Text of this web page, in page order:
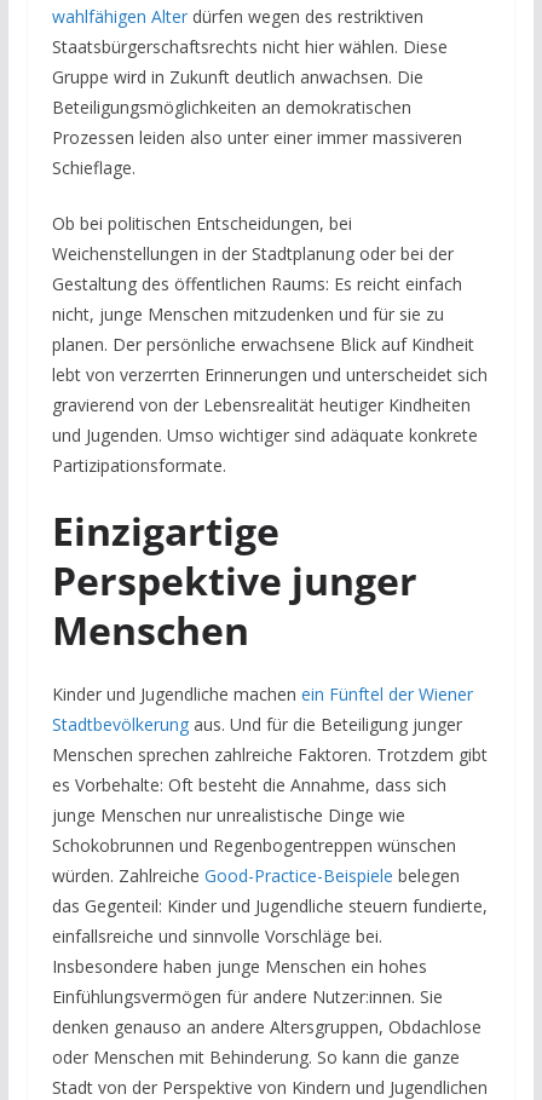
wahlfähigen Alterdürfen wegen des restriktiven
Staatsbürgerschaftsrechts nicht hier wählen. Diese
Gruppe wird in Zukunft deutlich anwachsen. Die
Beteiligungsmöglichkeiten an demokratischen
Prozessen leiden also unter einer immer massiveren
Schieflage.
Ob bei politischen Entscheidungen, bei
Weichenstellungen in der Stadtplanung oder bei der
Gestaltung des öffentlichen Raums: Es reicht einfach
nicht, junge Menschen mitzudenken und für sie zu
planen. Der persönliche erwachsene Blick auf Kindheit
lebt von verzerrten Erinnerungen und unterscheidet sich
gravierend von der Lebensrealität heutiger Kindheiten
und Jugenden. Umso wichtiger sind adäquate konkrete
Partizipationsformate.
Einzigartige
Perspektive junger
Menschen
Kinder und Jugendliche machen ein Fünftel der Wiener
Stadtbevölkerungaus. Und für die Beteiligung junger
Menschen sprechen zahlreiche Faktoren. Trotzdem gibt
es Vorbehalte: Oft besteht die Annahme, dass sich
junge Menschen nur unrealistische Dinge wie
Schokobrunnen und Regenbogentreppen wünschen
würden. Zahlreiche Good-Practice-Beispiele belegen
das Gegenteil: Kinder und Jugendliche steuern fundierte,
einfallsreiche und sinnvolle Vorschläge bei.
Insbesondere haben junge Menschen ein hohes
Einfühlungsvermögen für andere Nutzer:innen. Sie
denken genauso an andere Altersgruppen, Obdachlose
oder Menschen mit Behinderung. So kann die ganze
Stadt von der Perspektive von Kindern und Jugendlichen